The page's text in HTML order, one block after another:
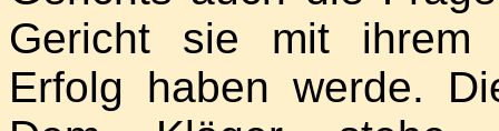
Gericht sie mit ihrem
Erfolg haben werde.